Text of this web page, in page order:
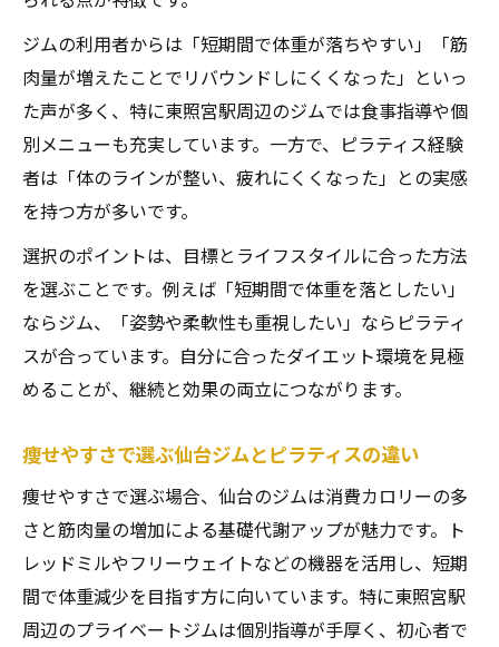
ジムの利用者からは「短期間で体重が落ちやすい」「筋
肉量が増えたことでリバウンドしにくくなった」といっ
た声が多く、特に東照宮駅周辺のジムでは食事指導や個
別メニューも充実しています。一方で、ピラティス経験
者は「体のラインが整い、疲れにくくなった」との実感
を持つ方が多いです。
選択のポイントは、目標とライフスタイルに合った方法
を選ぶことです。例えば「短期間で体重を落としたい」
ならジム、「姿勢や柔軟性も重視したい」ならピラティ
スが合っています。自分に合ったダイエット環境を見極
めることが、継続と効果の両立につながります。
痩せやすさで選ぶ仙台ジムとピラティスの違い
痩せやすさで選ぶ場合、仙台のジムは消費カロリーの多
さと筋肉量の増加による基礎代謝アップが魅力です。ト
レッドミルやフリーウェイトなどの機器を活用し、短期
間で体重減少を目指す方に向いています。特に東照宮駅
周辺のプライベートジムは個別指導が手厚く、初心者で